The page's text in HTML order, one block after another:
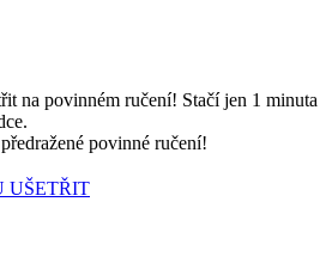
na povinném ručení! Stačí jen 1 minuta
povinné ručení!
UŠETŘIT